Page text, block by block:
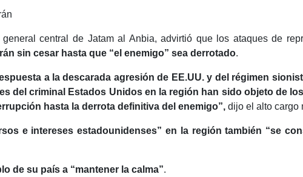
central de Jatam al Anbia, advirtió que los ataques de
sin cesar hasta que “el enemigo” sea derrotado.
a la descarada agresión de EE.UU. y del régimen
del criminal Estados Unidos en la región han sido objeto de
hasta la derrota definitiva del enemigo”, dijo el alto cargo
e intereses estadounidenses” en la región también “se
de su país a “mantener la calma”.